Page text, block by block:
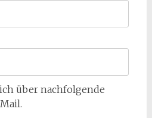
über nachfolgende